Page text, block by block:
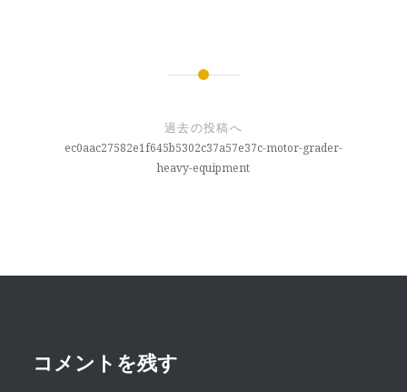
シ
過去の投稿へ
ec0aac27582e1f645b5302c37a57e37c-motor-grader-
heavy-equipment
コメントを残す